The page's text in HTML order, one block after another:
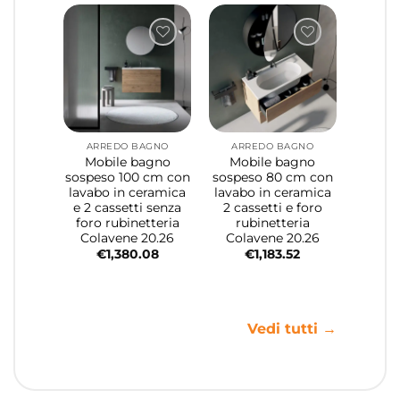
ARREDO BAGNO
Mobile bagno
sospeso 100 cm con
lavabo in ceramica
e 2 cassetti senza
foro rubinetteria
Colavene 20.26
€1,380.08
ARREDO BAGNO
Mobile bagno
sospeso 80 cm con
lavabo in ceramica
2 cassetti e foro
rubinetteria
Colavene 20.26
€1,183.52
Vedi tutti →